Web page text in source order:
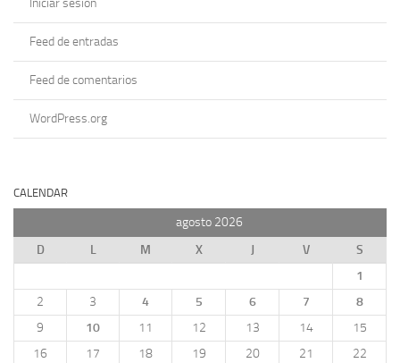
Iniciar sesión
Feed de entradas
Feed de comentarios
WordPress.org
CALENDAR
agosto 2026
D
L M X J V
S
1
2
3 4 5 6 7
8
9
10 11 12 13 14
15
16
17 18 19 20 21
22